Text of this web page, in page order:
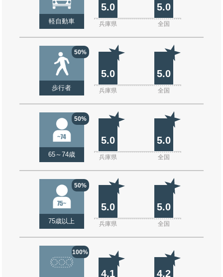
軽自動車
5.0 5.0
兵庫県 全国
50%
歩行者
5.0 5.0
兵庫県 全国
50%
65～74歳
5.0 5.0
兵庫県 全国
50%
75歳以上
5.0 5.0
兵庫県 全国
100%
4.1 4.2